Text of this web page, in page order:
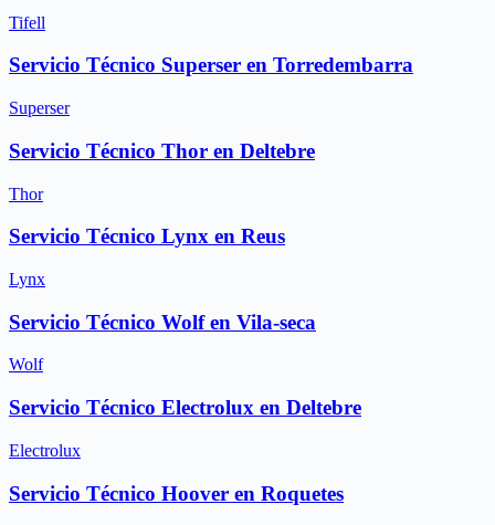
Tifell
Servicio Técnico Superser en Torredembarra
Superser
Servicio Técnico Thor en Deltebre
Thor
Servicio Técnico Lynx en Reus
Lynx
Servicio Técnico Wolf en Vila-seca
Wolf
Servicio Técnico Electrolux en Deltebre
Electrolux
Servicio Técnico Hoover en Roquetes